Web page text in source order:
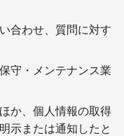
合わせ、質問に対す
守・メンテナンス業
か、個人情報の取得
示または通知したと